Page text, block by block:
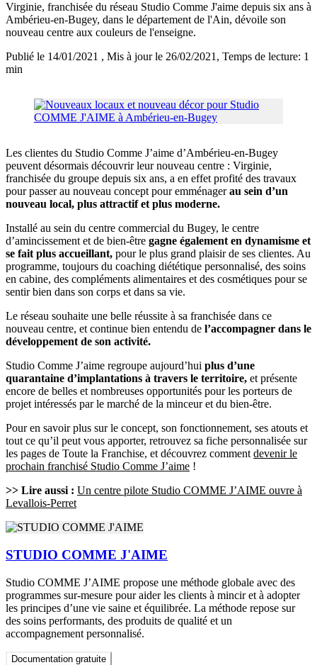
Virginie, franchisée du réseau Studio Comme J'aime depuis six ans à
Ambérieu-en-Bugey, dans le département de l'Ain, dévoile son
nouveau centre aux couleurs de l'enseigne.
Publié le 14/01/2021 , Mis à jour le 26/02/2021, Temps de lecture: 1
min
Les clientes du Studio Comme J’aime d’Ambérieu-en-Bugey
peuvent désormais découvrir leur nouveau centre : Virginie,
franchisée du groupe depuis six ans, a en effet profité des travaux
pour passer au nouveau concept pour emménagerau sein d’un
nouveau local, plus attractif et plus moderne.
Installé au sein du centre commercial du Bugey, le centre
d’amincissement et de bien-être gagne également en dynamisme et
se fait plus accueillant, pour le plus grand plaisir de ses clientes. Au
programme, toujours du coaching diététique personnalisé, des soins
en cabine, des compléments alimentaires et des cosmétiques pour se
sentir bien dans son corps et dans sa vie.
Le réseau souhaite une belle réussite à sa franchisée dans ce
nouveau centre, et continue bien entendu de l’accompagner dans le
développement de son activité.
Studio Comme J’aime regroupe aujourd’hui plus d’une
quarantaine d’implantations à travers le territoire, et présente
encore de belles et nombreuses opportunités pour les porteurs de
projet intéressés par le marché de la minceur et du bien-être.
Pour en savoir plus sur le concept, son fonctionnement, ses atouts et
tout ce qu’il peut vous apporter, retrouvez sa fiche personnalisée sur
les pages de Toute la Franchise, et découvrez commentdevenir le
prochain franchisé Studio Comme J’aime !
>> Lire aussi : Un centre pilote Studio COMME J’AIME ouvre à
Levallois-Perret
STUDIO COMME J'AIME
Studio COMME J’AIME propose une méthode globale avec des
programmes sur-mesure pour aider les clients à mincir et à adopter
les principes d’une vie saine et équilibrée. La méthode repose sur
des soins performants, des produits de qualité et un
accompagnement personnalisé.
Documentation gratuite